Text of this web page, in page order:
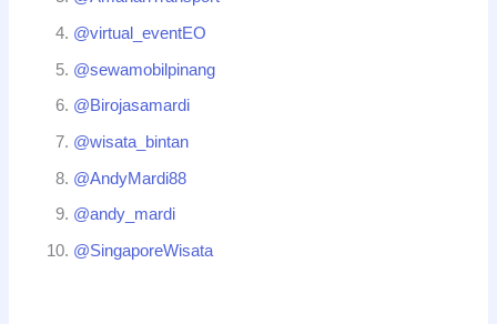
@virtual_eventEO
@sewamobilpinang
@Birojasamardi
@wisata_bintan
@AndyMardi88
@andy_mardi
@SingaporeWisata